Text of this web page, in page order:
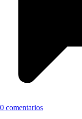
0 comentarios